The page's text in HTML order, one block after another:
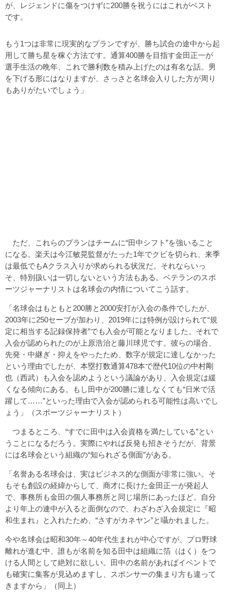
が、レジェンドに傷をつけずに200勝を祝うにはこれがベスト
です。
もう1つは非常に現実的なプランですが、勝ち試合の途中から起
用して勝ち星を稼ぐ方法です。通算400勝を目指す金田正一が
選手生活の晩年、これで勝利数を積み上げたのは有名な話。男
を下げる形にはなりますが、さっさと名球会入りした方が周り
もありがたいでしょう」
ただ、これらのプランはチームに“田中シフト”を強いること
になる。楽天は今江敏晃監督がたった1年でクビを切られ、来季
は最低でもAクラス入りが求められる状況だ。それならいっ
そ、特別扱いは一切しないという方法もある。ベテランのスポ
ーツジャーナリストは名球会の内情についてこう話す。
「名球会はもともと200勝と2000安打が入会の条件でしたが、
2003年に250セーブが加わり、2019年には特例が設けられて“規
定に相当する記録保持者”でも入会が可能となりました。それで
入会が認められたのが上原浩治と藤川球児です。彼らの場合、
先発・中継ぎ・抑えをやったため、数字が規定に達しなかった
という理由でしたが、本塁打数通算478本で歴代10位の中村剛
也（西武）も入会を認めようという議論があり、入会規定は緩
くなる傾向にある。もし田中が200勝に達しなくても“日米で活
躍して……”といった理由で入会が認められる可能性は高いでし
ょう」（スポーツジャーナリスト）
つまるところ、“すでに田中は入会資格を満たしている”とい
うことになるだろう。実際にやれば反発も招きそうだが、背景
には名球会という組織の“知られざる側面”がある。
「名誉ある名球会は、実はビジネス的な側面が非常に強い。そ
もそも創設の経緯からして、商才に長けた金田正一が発起人
で、事務所も金田の個人事務所と同じ場所にあったほど。自分
より年上の連中が入ると面倒なので、わざわざ入会規定に『昭
和生まれ』と入れたため、“さすがカネヤン”と囁かれました。
今や名球会は昭和30年～40年代生まれが中心ですが、プロ野球
離れが進む中、誰もが名前を知る田中は組織に箔（はく）をつ
ける人間として絶対に欲しい。田中の名前があればイベントで
も確実に集客が見込めますし、スポンサーの集まり方も違って
きますから」（同上）